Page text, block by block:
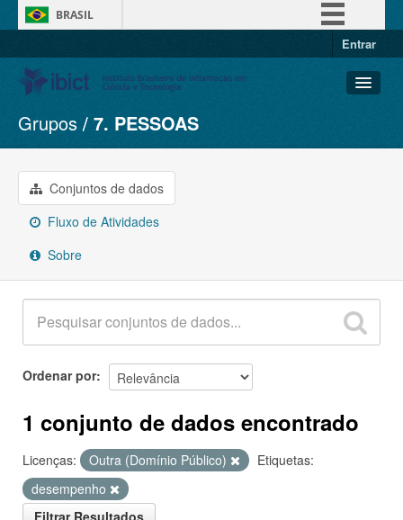
BRASIL
Entrar
Conjuntos de dados
Organizações
Grupos
Sobre
Grupos 7. PESSOAS
Conjuntos de dados
Fluxo de Atividades
Sobre
Ordenar por
1 conjunto de dados encontrado
Licenças: Outra (Domínio Público)
Etiquetas:
desempenho
Filtrar Resultados